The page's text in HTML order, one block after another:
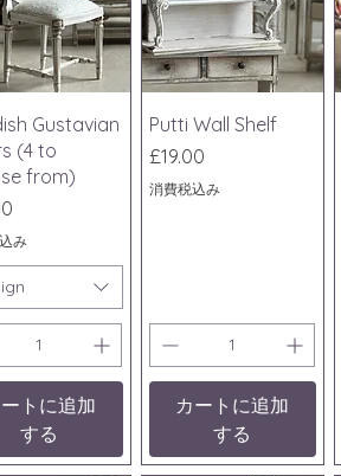
ックビュー
Gustavian
(4 to
from)
み
トに追加
する
クイックビュー
Putti Wall Shelf
価格
£19.00
消費税込み
カートに追加
する